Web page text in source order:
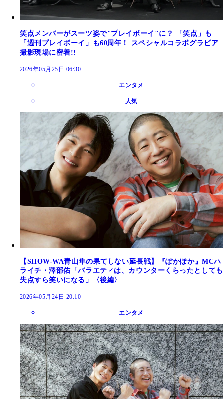
笑点メンバーがスーツ姿で"プレイボーイ"に？ 「笑点」も
「週刊プレイボーイ」も60周年！ スペシャルコラボグラビア
撮影現場に密着!!
2026年05月25日 06:30
エンタメ
人気
【SHOW-WA青山隼の果てしない延長戦】『ぽかぽか』MCハ
ライチ・澤部佑「バラエティは、カウンターくらったとしても
失点すら笑いになる」〈後編〉
2026年05月24日 20:10
エンタメ